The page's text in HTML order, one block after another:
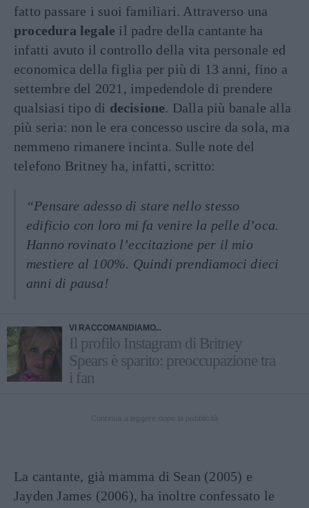
fatto passare i suoi familiari. Attraverso una
procedura legale il padre della cantante ha
infatti avuto il controllo della vita personale ed
economica della figlia per più di 13 anni, fino a
settembre del 2021, impedendole di prendere
qualsiasi tipo di decisione. Dalla più banale alla
più seria: non le era concesso uscire da sola, ma
nemmeno rimanere incinta. Sulle note del
telefono Britney ha, infatti, scritto:
“Pensare adesso di stare nello stesso
edificio con loro mi fa venire la pelle d’oca.
Hanno rovinato l’eccitazione per il mio
mestiere al 100%. Quindi prendiamoci dieci
anni di pausa!
VI RACCOMANDIAMO...
Il profilo Instagram di Britney
Spears è sparito: preoccupazione tra
i fan
La cantante, già mamma di Sean (2005) e
Jayden James (2006), ha inoltre confessato le